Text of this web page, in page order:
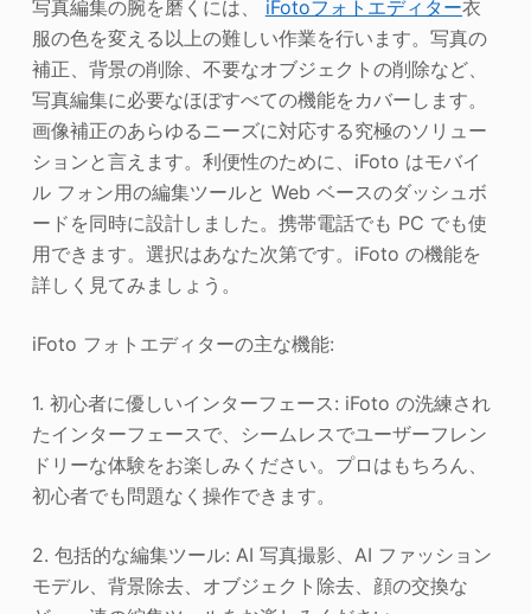
写真編集の腕を磨くには、 iFotoフォトエディター衣
服の色を変える以上の難しい作業を行います。写真の
補正、背景の削除、不要なオブジェクトの削除など、
写真編集に必要なほぼすべての機能をカバーします。
画像補正のあらゆるニーズに対応する究極のソリュー
ションと言えます。利便性のために、iFoto はモバイ
ル フォン用の編集ツールと Web ベースのダッシュボ
ードを同時に設計しました。携帯電話でも PC でも使
用できます。選択はあなた次第です。iFoto の機能を
詳しく見てみましょう。
iFoto フォトエディターの主な機能:
1. 初心者に優しいインターフェース: iFoto の洗練され
たインターフェースで、シームレスでユーザーフレン
ドリーな体験をお楽しみください。プロはもちろん、
初心者でも問題なく操作できます。
2. 包括的な編集ツール: AI 写真撮影、AI ファッション
モデル、背景除去、オブジェクト除去、顔の交換な